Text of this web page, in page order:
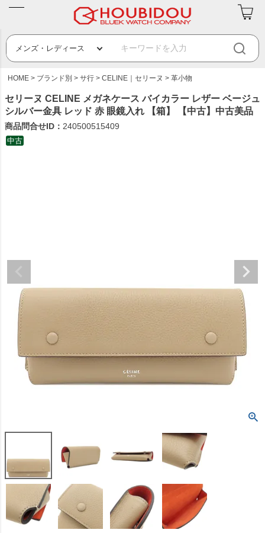
HOME ブランド別 サ行 CELINE｜セリーヌ 革小物
セリーヌ CELINE メガネケース バイカラー レザー ベージュ
シルバー金具 レッド 赤 眼鏡入れ 【箱】 【中古】中古美品
商品問合せID： 240500515409
中古